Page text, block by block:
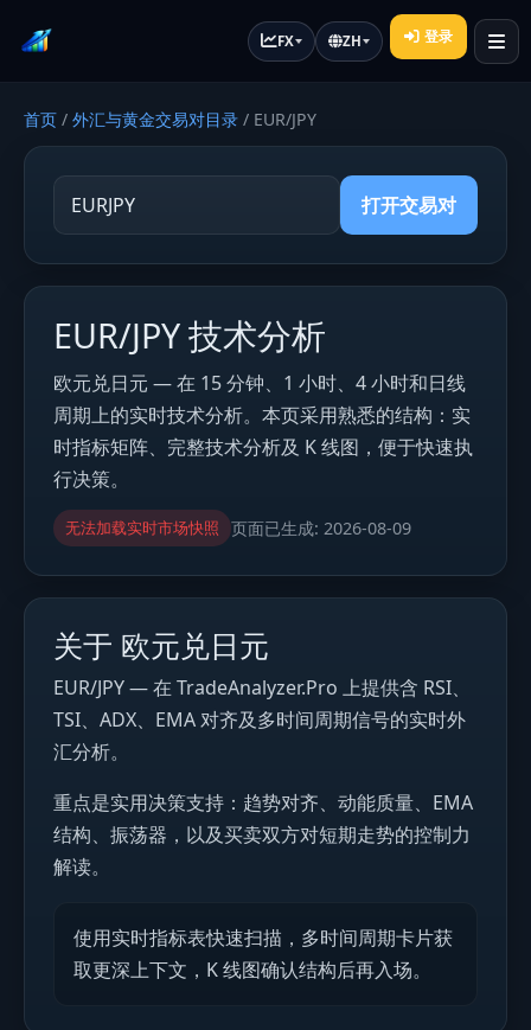
FX ZH 登录
首页 / 外汇与黄金交易对目录 / EUR/JPY
打开交易对
EUR/JPY 技术分析
欧元兑日元 — 在 15 分钟、1 小时、4 小时和日线
周期上的实时技术分析。本页采用熟悉的结构：实
时指标矩阵、完整技术分析及 K 线图，便于快速执
行决策。
无法加载实时市场快照 页面已生成: 2026-08-09
关于 欧元兑日元
EUR/JPY — 在 TradeAnalyzer.Pro 上提供含 RSI、
TSI、ADX、EMA 对齐及多时间周期信号的实时外
汇分析。
重点是实用决策支持：趋势对齐、动能质量、EMA
结构、振荡器，以及买卖双方对短期走势的控制力
解读。
使用实时指标表快速扫描，多时间周期卡片获
取更深上下文，K 线图确认结构后再入场。